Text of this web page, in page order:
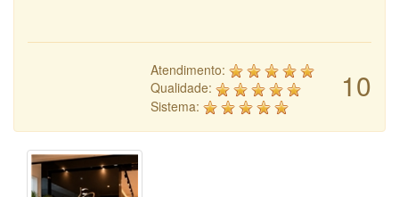
10
Atendimento:
Qualidade:
Sistema: